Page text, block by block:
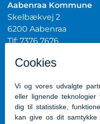
Aabenraa Kommune
Skelbækvej 2
6200 Aabenraa
Tlf: 7376 7676
CVR.nr.: 29189854
Genveje
Kontakt kommunen
Presserum